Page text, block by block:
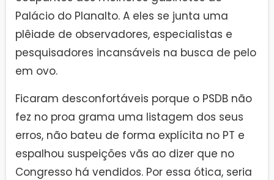
Palácio do Planalto. A eles se junta uma
plêiade de observadores, especialistas e
pesquisadores incansáveis na busca de pelo
em ovo.
Ficaram desconfortáveis porque o PSDB não
fez no proa grama uma listagem dos seus
erros, não bateu de forma explícita no PT e
espalhou suspeições vãs ao dizer que no
Congresso há vendidos. Por essa ótica, seria